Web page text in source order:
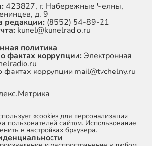
423827, г. Набережные Челны,
д. 9
редакции: (8552) 54-89-21
kunel@kunelradio.ru
политика
фактах коррупции:Электронная
коррупции mail@tvchelny.ru
«cookie» для персонализации
пользователей сайтом. Использование
в настройках браузера.